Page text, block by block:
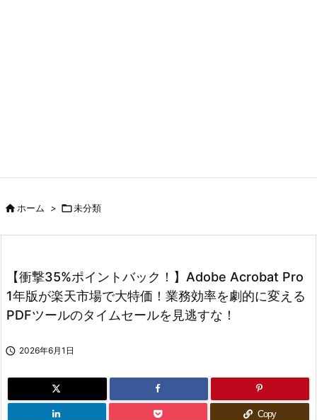
ホーム > 未分類
【衝撃35%ポイントバック！】Adobe Acrobat Pro
1年版が楽天市場で大特価！業務効率を劇的に変える
PDFツールのタイムセールを見逃すな！
 2026年6月1日
Copy